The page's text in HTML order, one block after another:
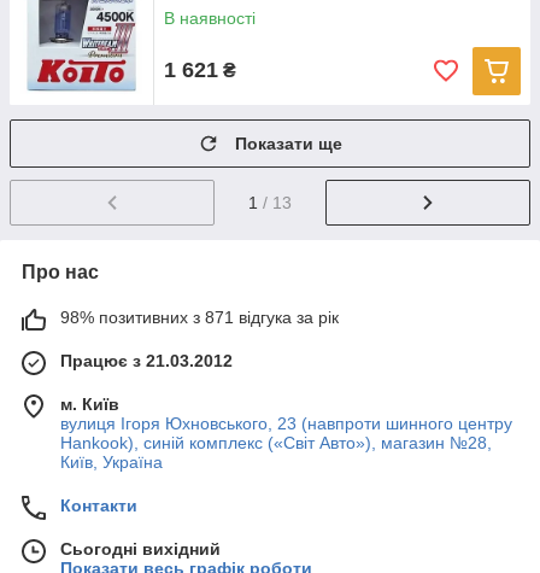
В наявності
1 621 ₴
Показати ще
1 / 13
Про нас
98% позитивних з 871 відгука за рік
Працює з 21.03.2012
м. Київ
вулиця Ігоря Юхновського, 23 (навпроти шинного центру
Hankook), синій комплекс («Світ Авто»), магазин №28,
Київ, Україна
Контакти
Сьогодні вихідний
Показати весь графік роботи